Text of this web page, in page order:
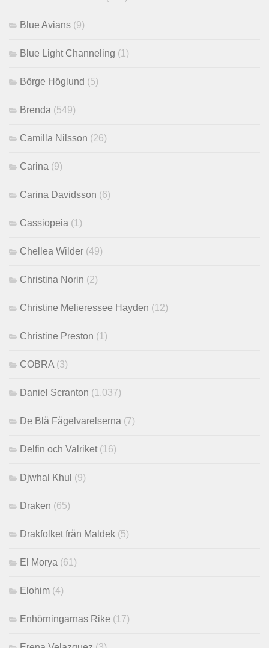
Blue Avians (9)
Blue Light Channeling (1)
Börge Höglund (5)
Brenda (549)
Camilla Nilsson (26)
Carina (9)
Carina Davidsson (6)
Cassiopeia (1)
Chellea Wilder (49)
Christina Norin (2)
Christine Melieressee Hayden (12)
Christine Preston (1)
COBRA (3)
Daniel Scranton (1,037)
De Blå Fågelvarelserna (7)
Delfin och Valriket (16)
Djwhal Khul (9)
Draken (65)
Drakfolket från Maldek (5)
El Morya (61)
Elohim (4)
Enhörningarnas Rike (17)